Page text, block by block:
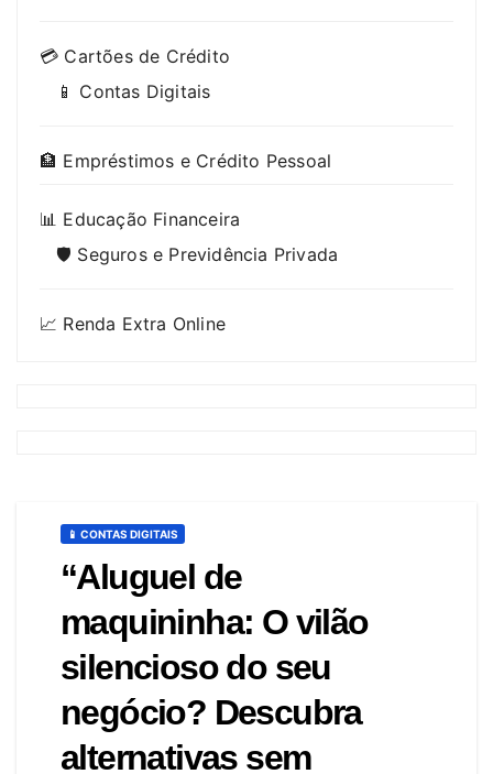
💳 Cartões de Crédito
📱 Contas Digitais
🏦 Empréstimos e Crédito Pessoal
📊 Educação Financeira
🛡️ Seguros e Previdência Privada
📈 Renda Extra Online
📱 CONTAS DIGITAIS
“Aluguel de
maquininha: O vilão
silencioso do seu
negócio? Descubra
alternativas sem